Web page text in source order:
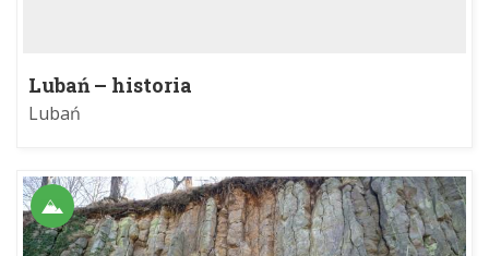
Lubań – historia
Lubań